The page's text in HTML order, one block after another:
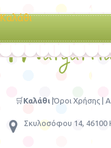
🛒Καλάθι |Όροι Χρήσης
Σκυλοσόφου 14, 46100
Καλάθι